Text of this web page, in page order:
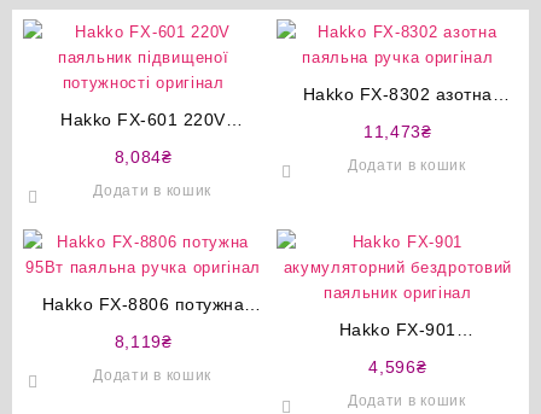
Hakko FX-601 220V
потужності оригінал
8,084₴
Додати в кошик
Hakko FX-8302 азотна
11,473₴
Додати в кошик
Hakko FX-8806 потужна
оригінал
8,119₴
Додати в кошик
Hakko FX-901
паяльник оригінал
4,596₴
Додати в кошик